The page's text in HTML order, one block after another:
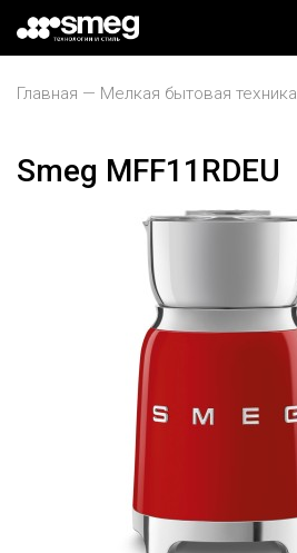
Главная Мелкая бытовая техника
Smeg MFF11RDEU